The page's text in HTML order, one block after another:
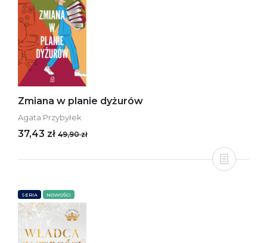
Zmiana w planie dyżurów
Agata Przybyłek
37,43 zł 49,90 zł
SERIA NOWOŚCI